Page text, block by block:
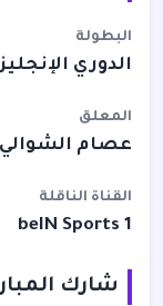
البطولة
الدوري
المعلق
عصام الشوالي
القناة الناقلة
beIN Sports 1
شارك